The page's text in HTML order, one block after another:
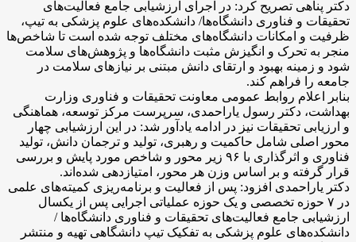
دکتر پناهی تصریح کرد: در اجرای ارزشیابی جامع فعالیت‌های
تحقیقات و فناوری دانشگاه‌ها/ دانشکده‌های علوم پزشکی به تیپ،
ظرفیت و امکانات دانشگاه‌های مختلف توجه شده است تا شاخص‌ها
منجر به تحرک و انگیزش مثبت دانشگاه‌ها و پژوهش‌های سلامت
شود و زمینه بهبود و ارتقای دانش مبتنی بر نیازهای سلامت در
جامعه را فراهم ‌کند.
بنابر اعلام روابط عمومی معاونت تحقیقات و فناوری وزارت
بهداشت، دکتر رسول یاراحمدی، سرپرست مرکز توسعه، هماهنگی
و ارزیابی تحقیقات نیز در ادامه یادآور شد: در این ارزشیابی چهار
محور اصلی شامل حاکمیت و رهبری، تولید و ترجمان دانش، تولید
فناوری و اثرگذاری با ۹۶ زیر محور و شاخص مورد پایش و بررسی
قرار گرفته و بر اساس وزن هر محور، امتیازدهی شده‌اند.
دکتر یاراحمدی افزود: پس از فعالیت و برنامه‌ریزی کمیته‌های علمی
در ۷ حوزه تخصصی و یک حوزه عملیاتی اجرایی پس از یکسال
ارزشیابی جامع فعالیت‌های تحقیقات و فناوری دانشگاه‌­ها /
دانشکده‌های علوم پزشکی به تفکیک تیپ دانشگاهی تهیه و منتشر